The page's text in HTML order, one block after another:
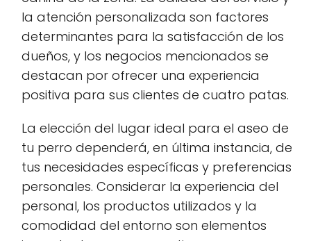
la atención personalizada son factores
determinantes para la satisfacción de los
dueños, y los negocios mencionados se
destacan por ofrecer una experiencia
positiva para sus clientes de cuatro patas.
La elección del lugar ideal para el aseo de
tu perro dependerá, en última instancia, de
tus necesidades específicas y preferencias
personales. Considerar la experiencia del
personal, los productos utilizados y la
comodidad del entorno son elementos